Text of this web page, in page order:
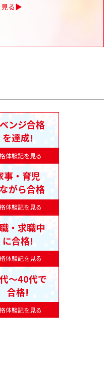
見る▶
体験記を見る
ンジ合格
を達成!
体験記を見る
事・育児
がら合格
体験記を見る
・求職中
に合格!
体験記を見る
〜40代で
合格!